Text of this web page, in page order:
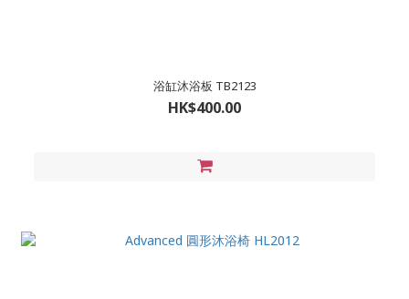
浴缸沐浴板 TB2123
HK$400.00